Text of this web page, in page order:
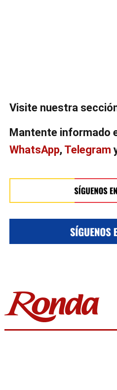
Visite nuestra
Mantente informado
WhatsApp, Telegram